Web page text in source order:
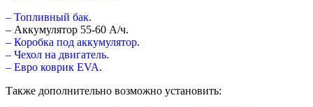
– Топливный бак.
– Аккумулятор 55-60 А/ч.
– Коробка под аккумулятор.
– Чехол на двигатель.
– Евро коврик EVA.
Также дополнительно возможно установить: